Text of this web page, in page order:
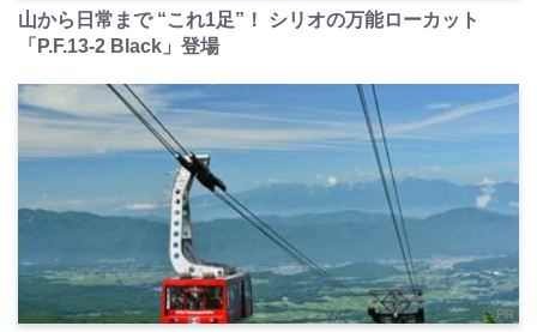
山から日常まで “これ1足”！ シリオの万能ローカット
「P.F.13-2 Black」登場
PR